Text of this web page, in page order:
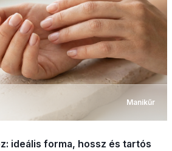
Manikűr
ideális forma, hossz és tartós